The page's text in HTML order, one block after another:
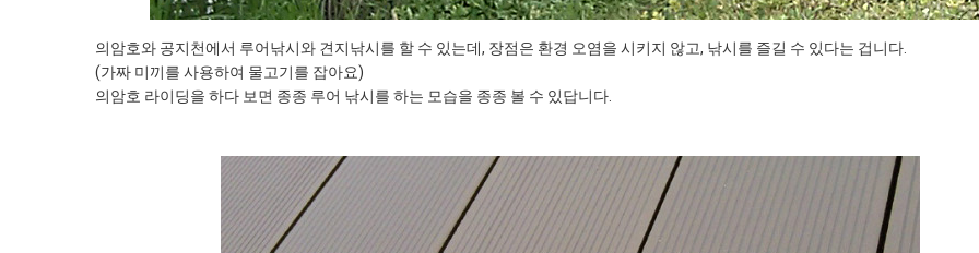
의암호와 공지천에서 루어낚시와 견지낚시를 할 수 있는데, 장점은 환경 오염을 시키지 않고, 낚시를 즐길 수 있다는 겁니다.
(가짜 미끼를 사용하여 물고기를 잡아요)
의암호 라이딩을 하다 보면 종종 루어 낚시를 하는 모습을 종종 볼 수 있답니다.